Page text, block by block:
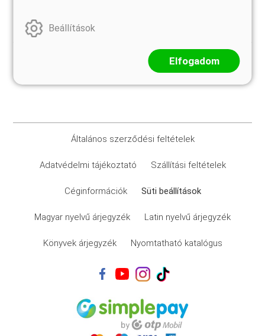
Általános szerződési feltételek
Adatvédelmi tájékoztató Szállítási feltételek
Céginformációk Süti beállítások
Magyar nyelvű árjegyzék Latin nyelvű árjegyzék
Könyvek árjegyzék Nyomtatható katalógus
Beállítások
Elfogadom